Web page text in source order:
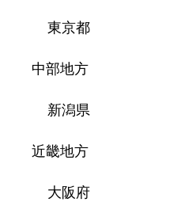
東京都
中部地方
新潟県
近畿地方
大阪府